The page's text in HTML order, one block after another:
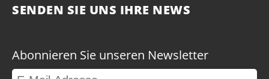
SENDEN SIE UNS IHRE NEWS
Abonnieren Sie unseren Newsletter